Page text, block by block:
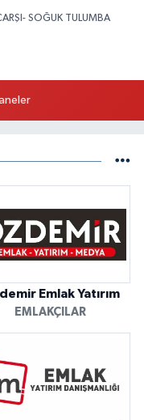
SOĞUK TULUMBA
Emlak Yatırım
EMLAKÇILAR